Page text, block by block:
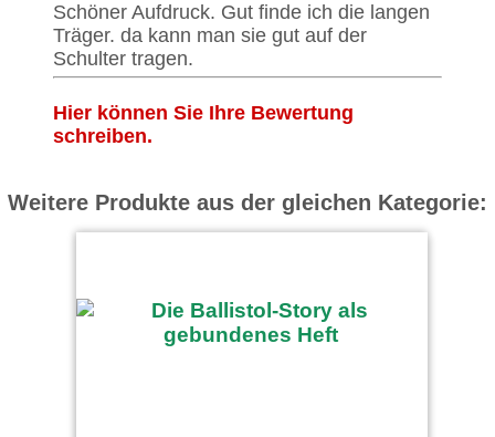
Schöner Aufdruck. Gut finde ich die langen
Träger. da kann man sie gut auf der
Schulter tragen.
Hier können Sie Ihre Bewertung
schreiben.
Weitere Produkte aus der gleichen Kategorie: